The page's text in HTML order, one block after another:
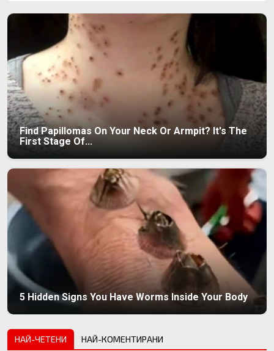
Find Papillomas On Your Neck Or Armpit? It's The
First Stage Of...
5 Hidden Signs You Have Worms Inside Your Body
НАЙ-ЧЕТЕНИ НАЙ-КОМЕНТИРАНИ